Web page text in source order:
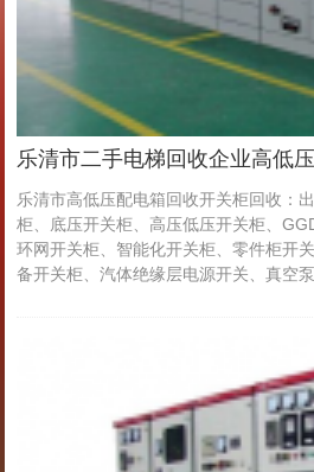
乐清市二手电梯回收企业高低
乐清市高低压配电箱回收开关柜回收：
柜、底压开关柜、高压低压开关柜、
环网开关柜、智能化开关柜、零件柜开
备开关柜、汽体绝缘层电源开关、真空